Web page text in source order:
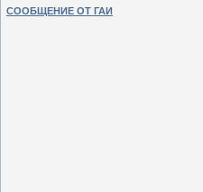
СООБЩЕНИЕ ОТ ГАИ